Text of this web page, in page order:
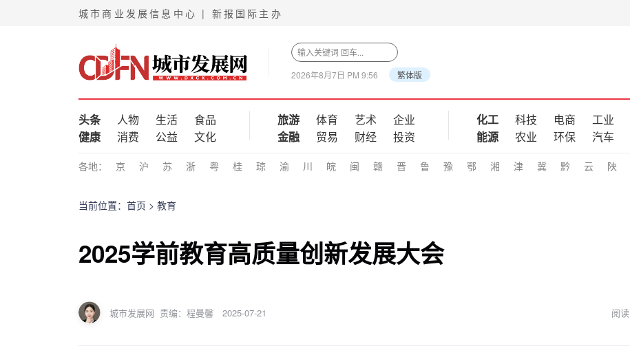
城市商业发展信息中心 | 新报国际主办
2026年8月7日 PM 9:56 繁体版
头条 人物 生活
食品
健康
消费 公益 文化
旅游 体育 艺术
企业
金融
贸易 财经 投资
化工 科技 电商
工业
能源
农业 环保 汽车
各地： 京 沪 苏 浙 粤 桂 琼 渝 川 皖 闽 赣 晋 鲁 豫 鄂 湘 津 冀 黔 云 陕
当前位置： 首页 > 教育
2025学前教育高质量创新发展大会
城市发展网 责编：程曼馨 2025-07-21 阅读